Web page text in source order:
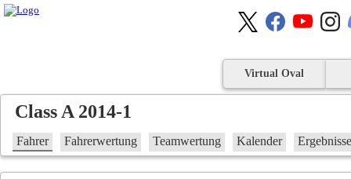
Virtual Oval
Class A 2014-1
Fahrer Fahrerwertung Teamwertung Kalender Ergebnisse